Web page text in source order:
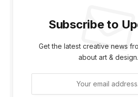
Subscribe to
Get the latest creative news
about art & design.